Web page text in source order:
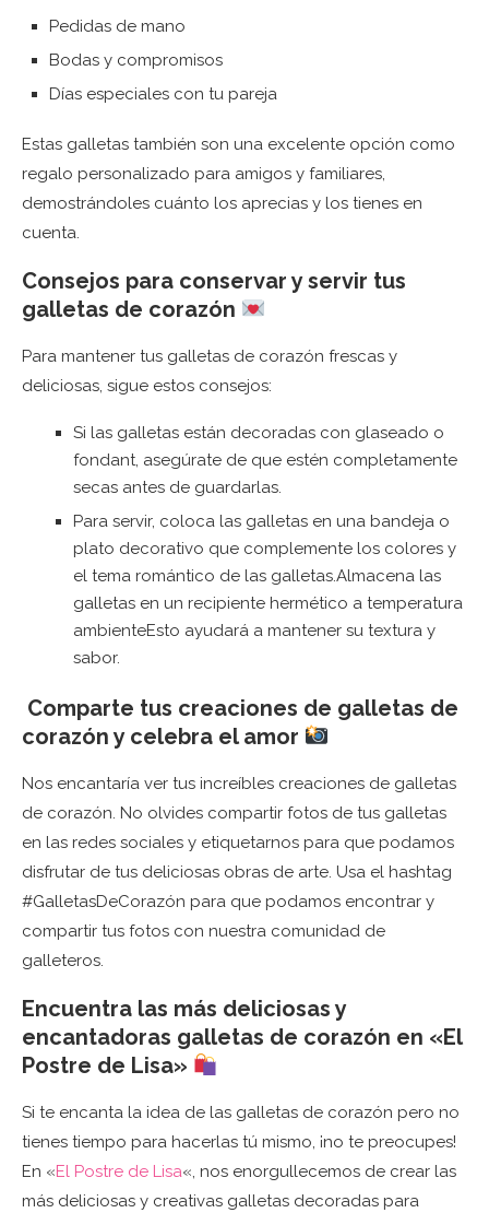
Pedidas de mano
Bodas y compromisos
Días especiales con tu pareja
Estas galletas también son una excelente opción como
regalo personalizado para amigos y familiares,
demostrándoles cuánto los aprecias y los tienes en
cuenta.
Consejos para conservar y servir tus
galletas de corazón
Para mantener tus galletas de corazón frescas y
deliciosas, sigue estos consejos:
Si las galletas están decoradas con glaseado o
fondant, asegúrate de que estén completamente
secas antes de guardarlas.
Para servir, coloca las galletas en una bandeja o
plato decorativo que complemente los colores y
el tema romántico de las galletas.Almacena las
galletas en un recipiente hermético a temperatura
ambienteEsto ayudará a mantener su textura y
sabor.
Comparte tus creaciones de galletas de
corazón y celebra el amor
Nos encantaría ver tus increíbles creaciones de galletas
de corazón. No olvides compartir fotos de tus galletas
en las redes sociales y etiquetarnos para que podamos
disfrutar de tus deliciosas obras de arte. Usa el hashtag
#GalletasDeCorazón para que podamos encontrar y
compartir tus fotos con nuestra comunidad de
galleteros.
Encuentra las más deliciosas y
encantadoras galletas de corazón en «El
Postre de Lisa»
Si te encanta la idea de las galletas de corazón pero no
tienes tiempo para hacerlas tú mismo, ¡no te preocupes!
En «El Postre de Lisa«, nos enorgullecemos de crear las
más deliciosas y creativas galletas decoradas para